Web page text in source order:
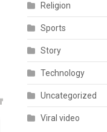
Religion
Sports
Story
Technology
Uncategorized
Viral video